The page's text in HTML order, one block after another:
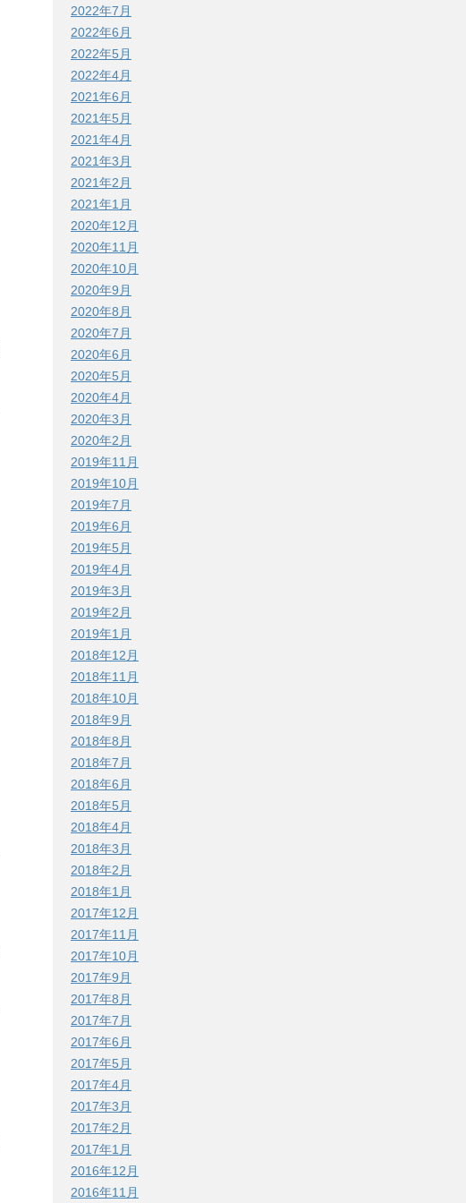
2022年7月
2022年6月
2022年5月
2022年4月
2021年6月
2021年5月
2021年4月
2021年3月
2021年2月
2021年1月
2020年12月
2020年11月
2020年10月
2020年9月
2020年8月
2020年7月
2020年6月
2020年5月
2020年4月
2020年3月
2020年2月
2019年11月
2019年10月
2019年7月
2019年6月
2019年5月
2019年4月
2019年3月
2019年2月
2019年1月
2018年12月
2018年11月
2018年10月
2018年9月
2018年8月
2018年7月
2018年6月
2018年5月
2018年4月
2018年3月
2018年2月
2018年1月
2017年12月
2017年11月
2017年10月
2017年9月
2017年8月
2017年7月
2017年6月
2017年5月
2017年4月
2017年3月
2017年2月
2017年1月
2016年12月
2016年11月